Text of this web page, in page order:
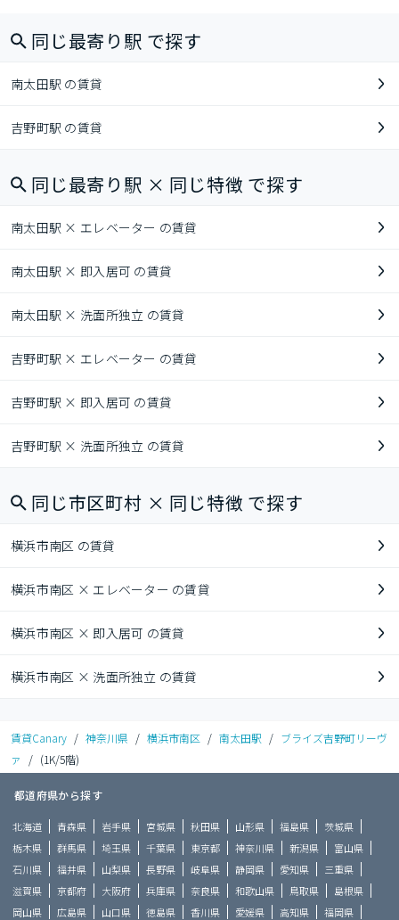
同じ最寄り駅 で探す
南太田駅 の賃貸
吉野町駅 の賃貸
同じ最寄り駅 × 同じ特徴 で探す
南太田駅 × エレベーター の賃貸
南太田駅 × 即入居可 の賃貸
南太田駅 × 洗面所独立 の賃貸
吉野町駅 × エレベーター の賃貸
吉野町駅 × 即入居可 の賃貸
吉野町駅 × 洗面所独立 の賃貸
同じ市区町村 × 同じ特徴 で探す
横浜市南区 の賃貸
横浜市南区 × エレベーター の賃貸
横浜市南区 × 即入居可 の賃貸
横浜市南区 × 洗面所独立 の賃貸
賃貸Canary / 神奈川県 / 横浜市南区 / 南太田駅 / ブライズ吉野町リーヴ
ァ
/ (1K/5階)
都道府県から探す
北海道 青森県 岩手県 宮城県 秋田県 山形県 福島県
茨城県
栃木県
群馬県 埼玉県 千葉県 東京都 神奈川県 新潟県
富山県
石川県
福井県 山梨県 長野県 岐阜県 静岡県 愛知県
三重県
滋賀県
京都府 大阪府 兵庫県 奈良県 和歌山県 鳥取県
島根県
岡山県
広島県 山口県 徳島県 香川県 愛媛県 高知県 福岡県